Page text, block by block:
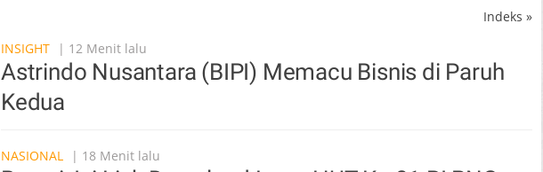
Indeks »
INSIGHT
| 12 Menit lalu
Astrindo Nusantara (BIPI) Memacu Bisnis di Paruh
Kedua
NASIONAL | 18 Menit lalu